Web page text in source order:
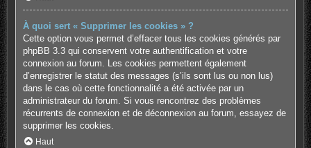
À quoi sert « Supprimer les cookies » ?
Cette option vous permet d’effacer tous les cookies générés par
phpBB 3.3 qui conservent votre authentification et votre
connexion au forum. Les cookies permettent également
d’enregistrer le statut des messages (s’ils sont lus ou non lus)
dans le cas où cette fonctionnalité a été activée par un
administrateur du forum. Si vous rencontrez des problèmes
récurrents de connexion et de déconnexion au forum, essayez de
supprimer les cookies.
Haut